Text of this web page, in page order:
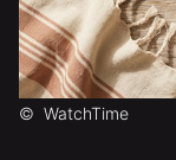
© WatchTime